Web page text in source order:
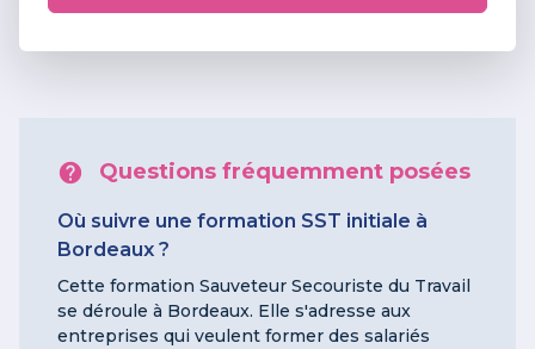
Questions fréquemment posées
Où suivre une formation SST initiale à
Bordeaux ?
Cette formation Sauveteur Secouriste du Travail
se déroule à Bordeaux. Elle s'adresse aux
entreprises qui veulent former des salariés